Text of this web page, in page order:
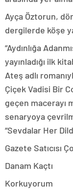
Ayça Öztorun,
dergilerde köşe
“Aydınlığa
yayınladığı ilk
Ateş adlı
Çiçek Vadisi Bir
geçen macerayı
senaryoya
“Sevdalar Her
Gazete Satıcısı
Danam Kaçtı
Korkuyorum